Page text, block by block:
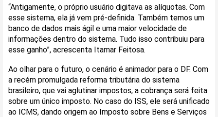
“Antigamente, o próprio usuário digitava as alíquotas. Com
esse sistema, ela já vem pré-definida. Também temos um
banco de dados mais ágil e uma maior velocidade de
informações dentro do sistema. Tudo isso contribuiu para
esse ganho”, acrescenta Itamar Feitosa.
Ao olhar para o futuro, o cenário é animador para o DF. Com
a recém promulgada reforma tributária do sistema
brasileiro, que vai aglutinar impostos, a cobrança será feita
sobre um único imposto. No caso do ISS, ele será unificado
ao ICMS, dando origem ao Imposto sobre Bens e Serviços